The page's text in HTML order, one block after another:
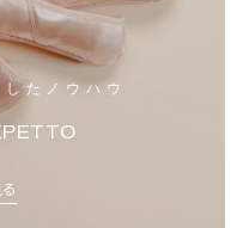
たノウハウ